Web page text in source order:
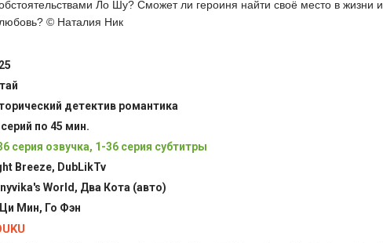
Ло Шу? Сможет ли героиня найти своё место в жизни и
© Наталия Ник
детектив романтика
по 45 мин.
серия озвучка, 1-36 серия субтитры
Breeze, DubLikTv
World, Два Кота (авто)
Ци Мин, Го Фэн